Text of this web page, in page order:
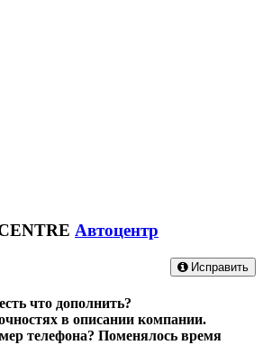
Автоцентр
Исправить
что дополнить?
в описании компании.
телефона? Поменялось время